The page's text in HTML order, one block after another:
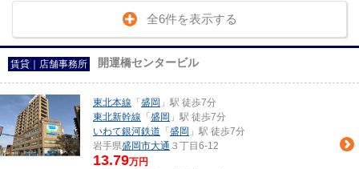
全6件を表示する
賃貸｜店舗事務所 開運橋センタービル
東北本線 「 盛岡 」駅 徒歩7分
東北新幹線 「 盛岡 」駅 徒歩7分
いわて銀河鉄道 「 盛岡 」駅 徒歩7分
岩手県盛岡市大通 ３丁目6-12
13.79万円